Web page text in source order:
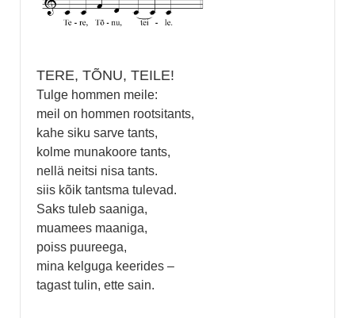
TERE, TÕNU, TEILE!
Tulge hommen meile:
meil on hommen rootsitants,
kahe siku sarve tants,
kolme munakoore tants,
nellä neitsi nisa tants.
siis kõik tantsma tulevad.
Saks tuleb saaniga,
muamees maaniga,
poiss puureega,
mina kelguga keerides –
tagast tulin, ette sain.